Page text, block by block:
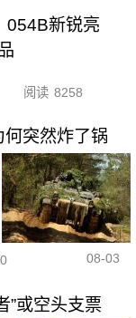
054B新锐亮
阅读 8258
突然炸了锅
08-03
”或空头支票